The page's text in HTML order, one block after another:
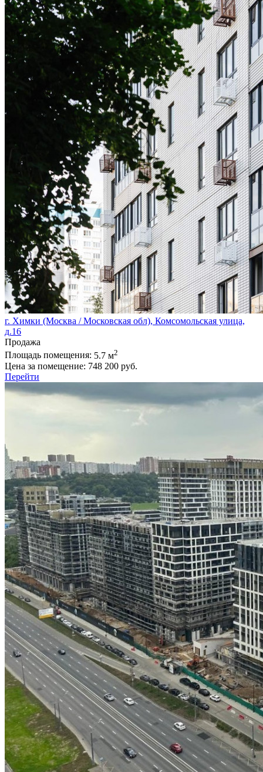
г. Химки (Москва / Московская обл), Комсомольская улица,
д.16
Продажа
Площадь помещения: 5.7 м2
Цена за помещение: 748 200 руб.
Перейти